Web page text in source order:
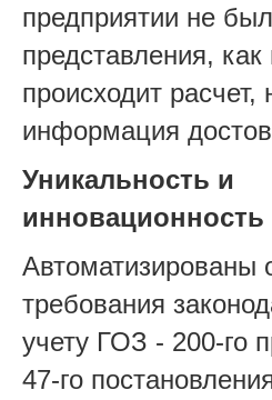
предприятии не
представления,
происходит расчет,
информация
Уникальность и
инновационность
Автоматизированы
требования
учету ГОЗ - 200-го
47-го